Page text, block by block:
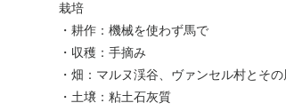
栽培
・耕作：機械を使わず馬で
・収穫：手摘み
・畑：マルヌ渓谷、ヴァンセル村とその
・土壌：粘土石灰質